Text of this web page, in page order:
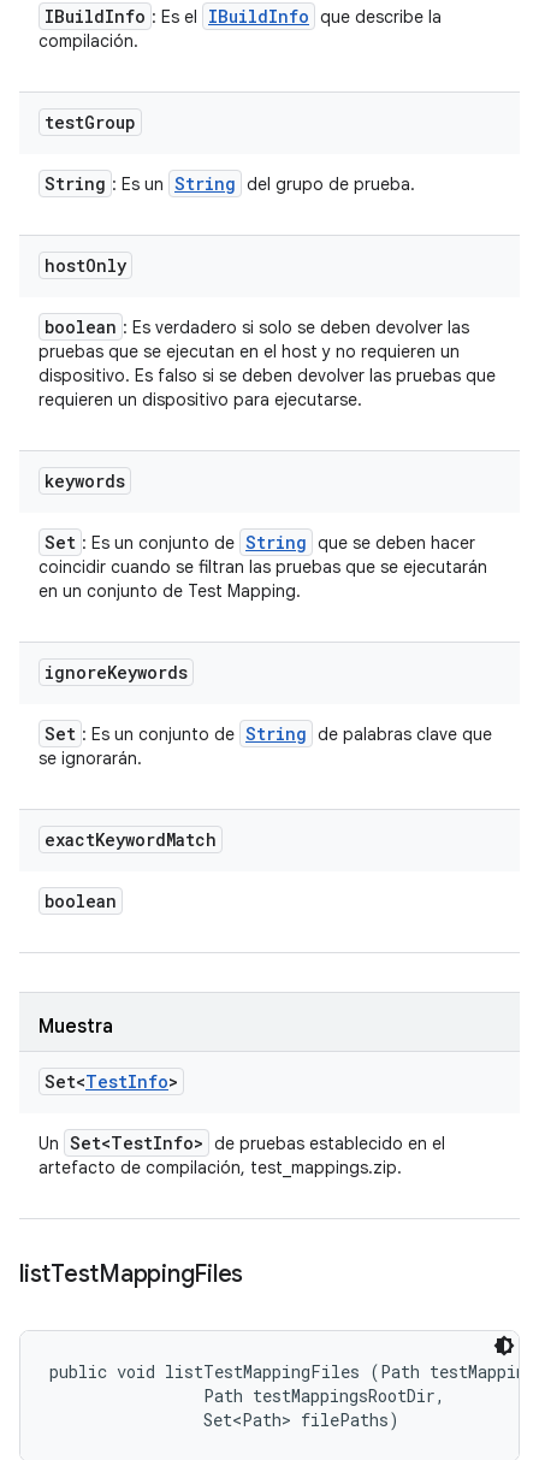
IBuildInfo : Es el IBuildInfo que describe la
compilación.
testGroup
String : Es un String del grupo de prueba.
hostOnly
boolean : Es verdadero si solo se deben devolver las
pruebas que se ejecutan en el host y no requieren un
dispositivo. Es falso si se deben devolver las pruebas que
requieren un dispositivo para ejecutarse.
keywords
Set : Es un conjunto de String que se deben hacer
coincidir cuando se filtran las pruebas que se ejecutarán
en un conjunto de Test Mapping.
ignoreKeywords
Set : Es un conjunto de String de palabras clave que
se ignorarán.
exactKeywordMatch
boolean
Muestra
Set<TestInfo>
Un Set<TestInfo> de pruebas establecido en el
artefacto de compilación, test_mappings.zip.
listTestMappingFiles
public void listTestMappingFiles (Path
                Path testMappingsRootDir,
                Set<Path> filePaths)